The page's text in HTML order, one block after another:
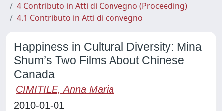
4 Contributo in Atti di Convegno (Proceeding)
4.1 Contributo in Atti di convegno
Happiness in Cultural Diversity: Mina
Shum’s Two Films About Chinese
Canada
CIMITILE, Anna Maria
2010-01-01